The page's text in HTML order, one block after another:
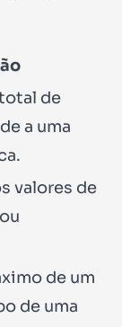
de
a uma
valores de
de um
de uma